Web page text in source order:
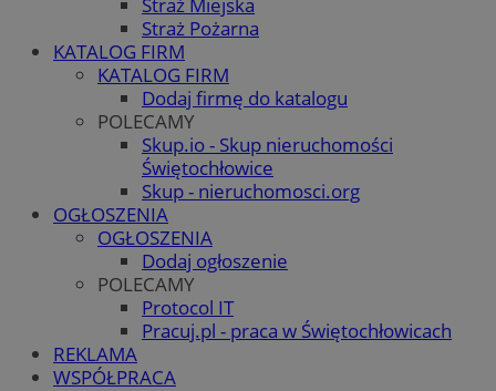
Straż Pożarna
KATALOG FIRM
KATALOG FIRM
Dodaj firmę do katalogu
POLECAMY
Skup.io - Skup nieruchomości
Świętochłowice
Skup - nieruchomosci.org
OGŁOSZENIA
OGŁOSZENIA
Dodaj ogłoszenie
POLECAMY
Protocol IT
Pracuj.pl - praca w Świętochłowicach
REKLAMA
WSPÓŁPRACA